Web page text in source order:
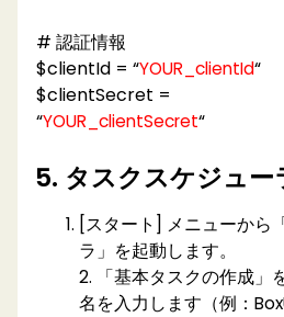
# 認証情報
$clientId = “YOUR_clientId“
$clientSecret =
“YOUR_clientSecret“
5. タスクスケジュー
[スタート] メニューから
ラ」を起動します。
2. 「基本タスクの作成」
名を入力します（例：